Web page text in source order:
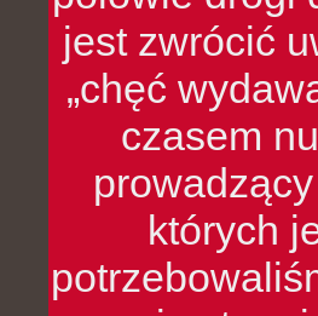
jest zwrócić
„chęć
czasem
których